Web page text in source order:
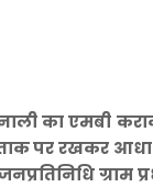
का एमबी
ताक पर रखकर
ग्राम